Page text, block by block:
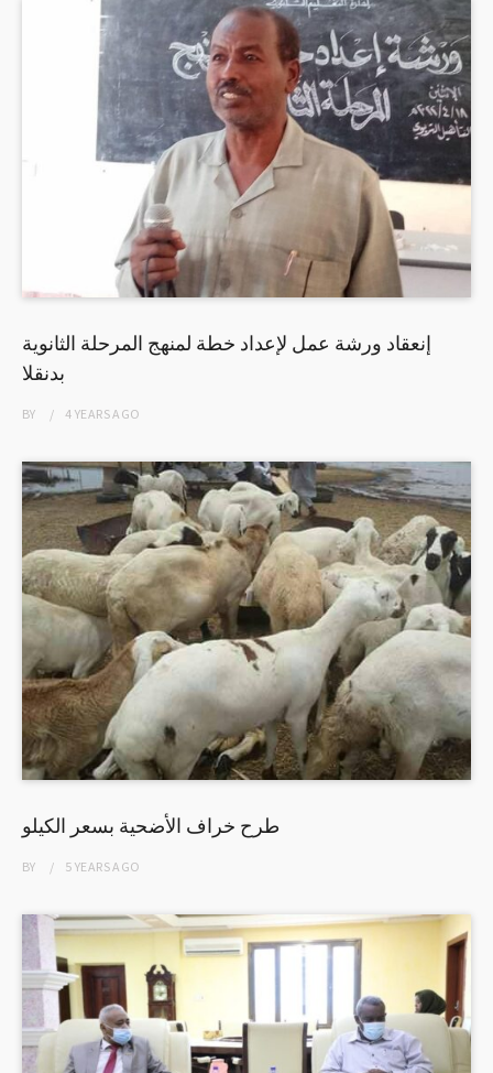
إنعقاد ورشة عمل لإعداد خطة لمنهج المرحلة الثانوية
بدنقلا
BY 4 YEARSAGO
طرح خراف الأضحية بسعر الكيلو
BY 5 YEARSAGO